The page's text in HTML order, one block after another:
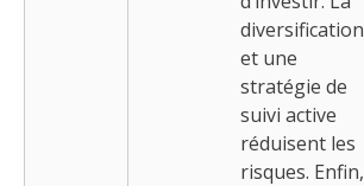
diversification
et une
stratégie de
suivi active
réduisent les
risques. Enfin,